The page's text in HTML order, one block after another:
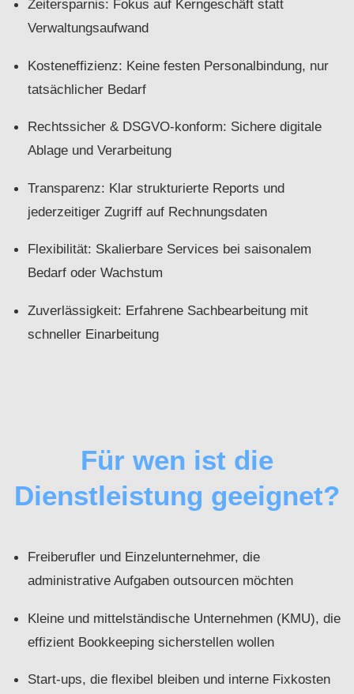
Zeitersparnis: Fokus auf Kerngeschäft statt
Verwaltungsaufwand
Kosteneffizienz: Keine festen Personalbindung, nur
tatsächlicher Bedarf
Rechtssicher & DSGVO-konform: Sichere digitale
Ablage und Verarbeitung
Transparenz: Klar strukturierte Reports und
jederzeitiger Zugriff auf Rechnungsdaten
Flexibilität: Skalierbare Services bei saisonalem
Bedarf oder Wachstum
Zuverlässigkeit: Erfahrene Sachbearbeitung mit
schneller Einarbeitung
Für wen ist die
Dienstleistung geeignet?
Freiberufler und Einzelunternehmer, die
administrative Aufgaben outsourcen möchten
Kleine und mittelständische Unternehmen (KMU), die
effizient Bookkeeping sicherstellen wollen
Start-ups, die flexibel bleiben und interne Fixkosten